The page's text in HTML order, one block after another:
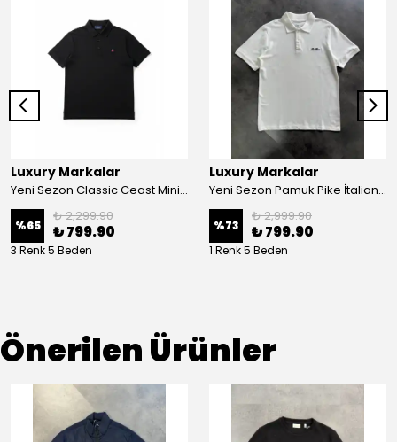
Luxury Markalar
Yeni Sezon Classic Ceast Mini Logo İnce Polo Yaka T-shirt
%65
₺ 2,299.90
₺ 799.90
3 Renk 5 Beden
Luxury Markalar
Yeni Sezon Pamuk Pike İtalian Classic Logo Polo Yaka T-shirt
%73
₺ 2,999.90
₺ 799.90
1 Renk 5 Beden
Önerilen Ürünler